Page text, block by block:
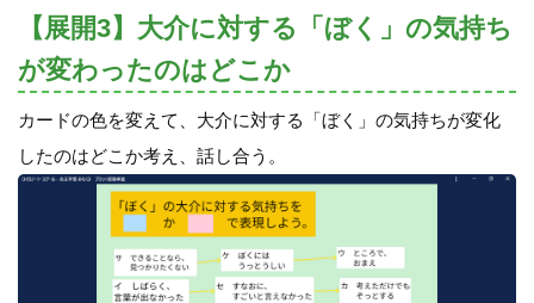
【展開3】大介に対する「ぼく」の気持ち
が変わったのはどこか
カードの色を変えて、大介に対する「ぼく」の気持ちが変化
したのはどこか考え、話し合う。